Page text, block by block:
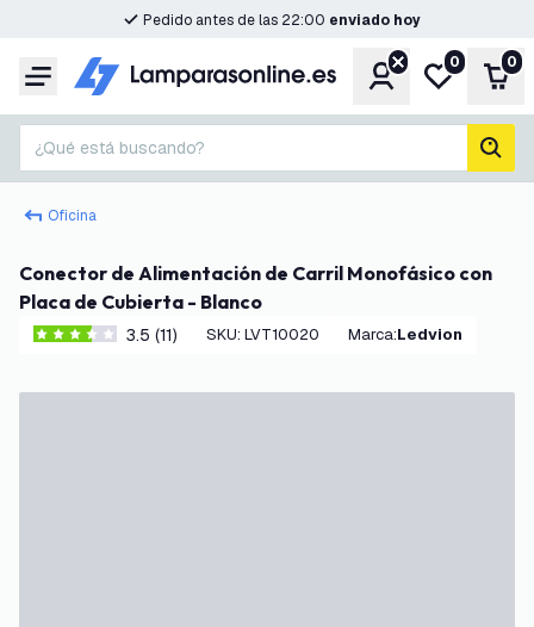
Pedido antes de las 22:00 enviado hoy
Menú CuentaMi lista de
0 0
¿Qué está buscando?
Oficina
Conector de Alimentación de Carril Monofásico con
Placa de Cubierta - Blanco
3.5 estrellas de puntuación
3.5 (11) SKU: LVT10020 Marca: Ledvion